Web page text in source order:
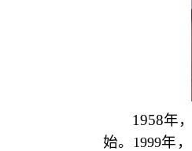
1958年
始。 1999年